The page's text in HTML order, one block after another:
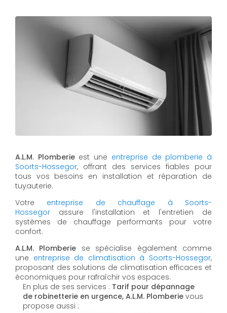
A.L.M. Plomberieest une entreprise de plomberie à
Soorts-Hossegor, offrant des services fiables pour
tous vos besoins en installation et réparation de
tuyauterie.
Votre entreprise de chauffage à Soorts-
Hossegor assure l'installation et l'entretien de
systèmes de chauffage performants pour votre
confort.
A.L.M. Plomberie se spécialise également comme
une entreprise de climatisation à Soorts-Hossegor,
proposant des solutions de climatisation efficaces et
économiques pour rafraîchir vos espaces.
En plus de ses services : Tarif pour dépannage
de robinetterie en urgence, A.L.M. Plomberie vous
propose aussi :